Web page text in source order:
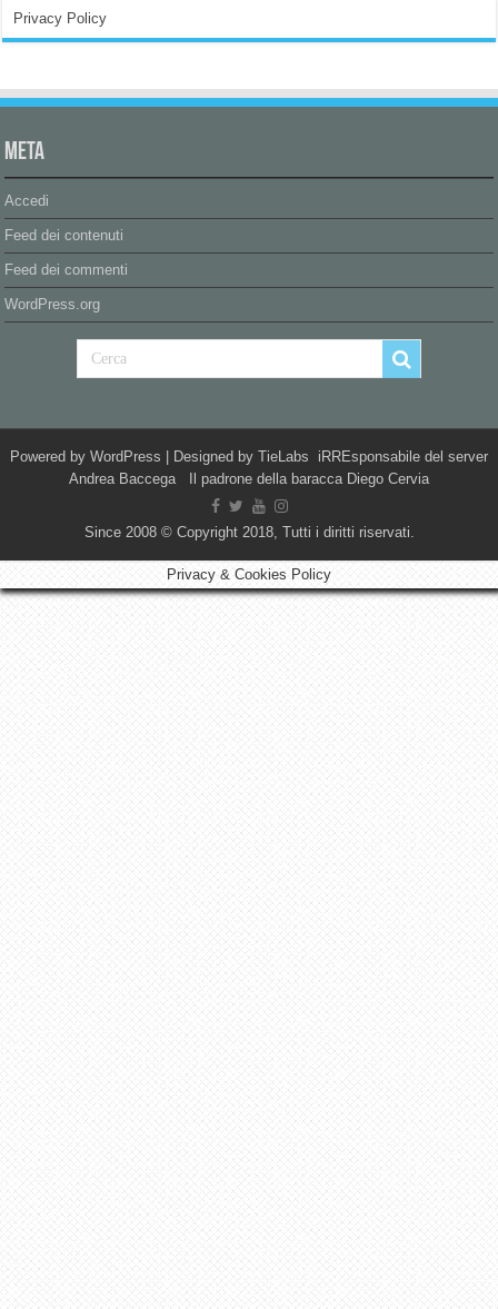
Privacy Policy
Meta
Accedi
Feed dei contenuti
Feed dei commenti
WordPress.org
Powered by WordPress | Designed by TieLabs iRREsponsabile del server
Andrea Baccega Il padrone della baracca Diego Cervia
Since 2008 © Copyright 2018, Tutti i diritti riservati.
Privacy & Cookies Policy